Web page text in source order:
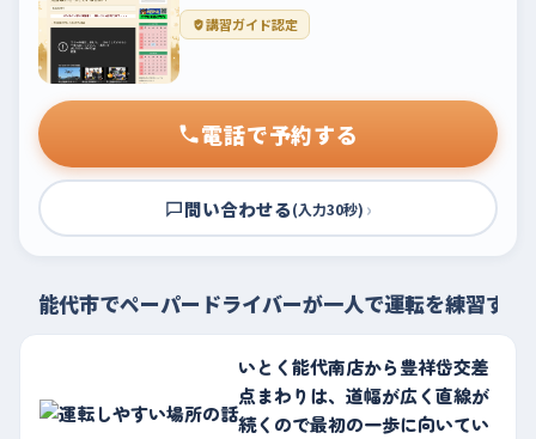
講習ガイド認定
電話で予約する
問い合わせる(入力30秒) ›
能代市でペーパードライバーが一人で運転を練習する
いとく能代南店から豊祥岱交差
点まわりは、道幅が広く直線が
続くので最初の一歩に向いてい